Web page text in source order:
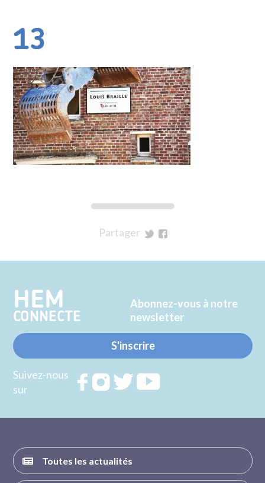
13
Partager
Twitter
Facebook
HEM
CONNECTE
Abonnez-vous à notre
newsletter
S'inscrire
Suivez-nous
sur
RejoignezRejoignezRejoignez
Toutes les actualités